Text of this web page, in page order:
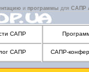
и программы для САПР
САПР
САПР САПР-